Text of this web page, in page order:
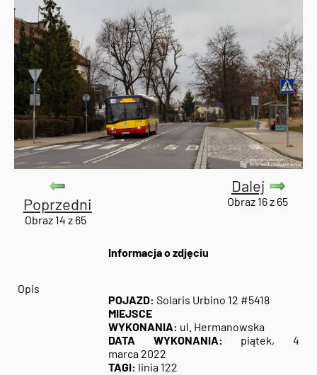
Poprzedni
Obraz 14 z 65
Dalej
Obraz 16 z 65
Informacja o zdjęciu
Opis
POJAZD: Solaris Urbino 12 #5418
MIEJSCE
WYKONANIA: ul. Hermanowska
DATA WYKONANIA: piątek, 4
marca 2022
TAGI: linia 122